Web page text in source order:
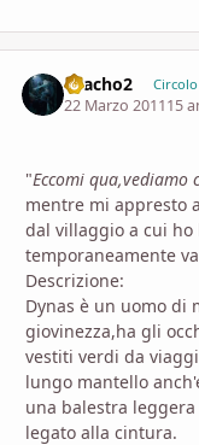
chacho2
22 Marzo 201115
"Eccomi qua,vediamo
mentre mi appresto
dal villaggio a cui
temporaneamente
Descrizione:
Dynas è un uomo di
giovinezza,ha gli
vestiti verdi da
lungo mantello
una balestra
legato alla cintura.